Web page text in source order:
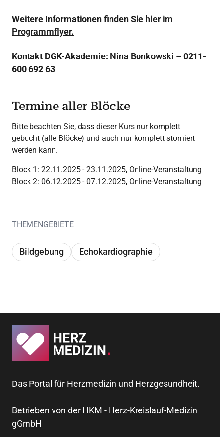
Weitere Informationen finden Sie hier im
Programmflyer.
Kontakt DGK-Akademie: Nina Bonkowski – 0211-
600 692 63
Termine aller Blöcke
Bitte beachten Sie, dass dieser Kurs nur komplett
gebucht (alle Blöcke) und auch nur komplett storniert
werden kann.
Block 1: 22.11.2025 - 23.11.2025, Online-Veranstaltung
Block 2: 06.12.2025 - 07.12.2025, Online-Veranstaltung
THEMENGEBIETE
Bildgebung Echokardiographie
Das Portal für Herzmedizin und Herzgesundheit.
Betrieben von der HKM - Herz-Kreislauf-Medizin
gGmbH